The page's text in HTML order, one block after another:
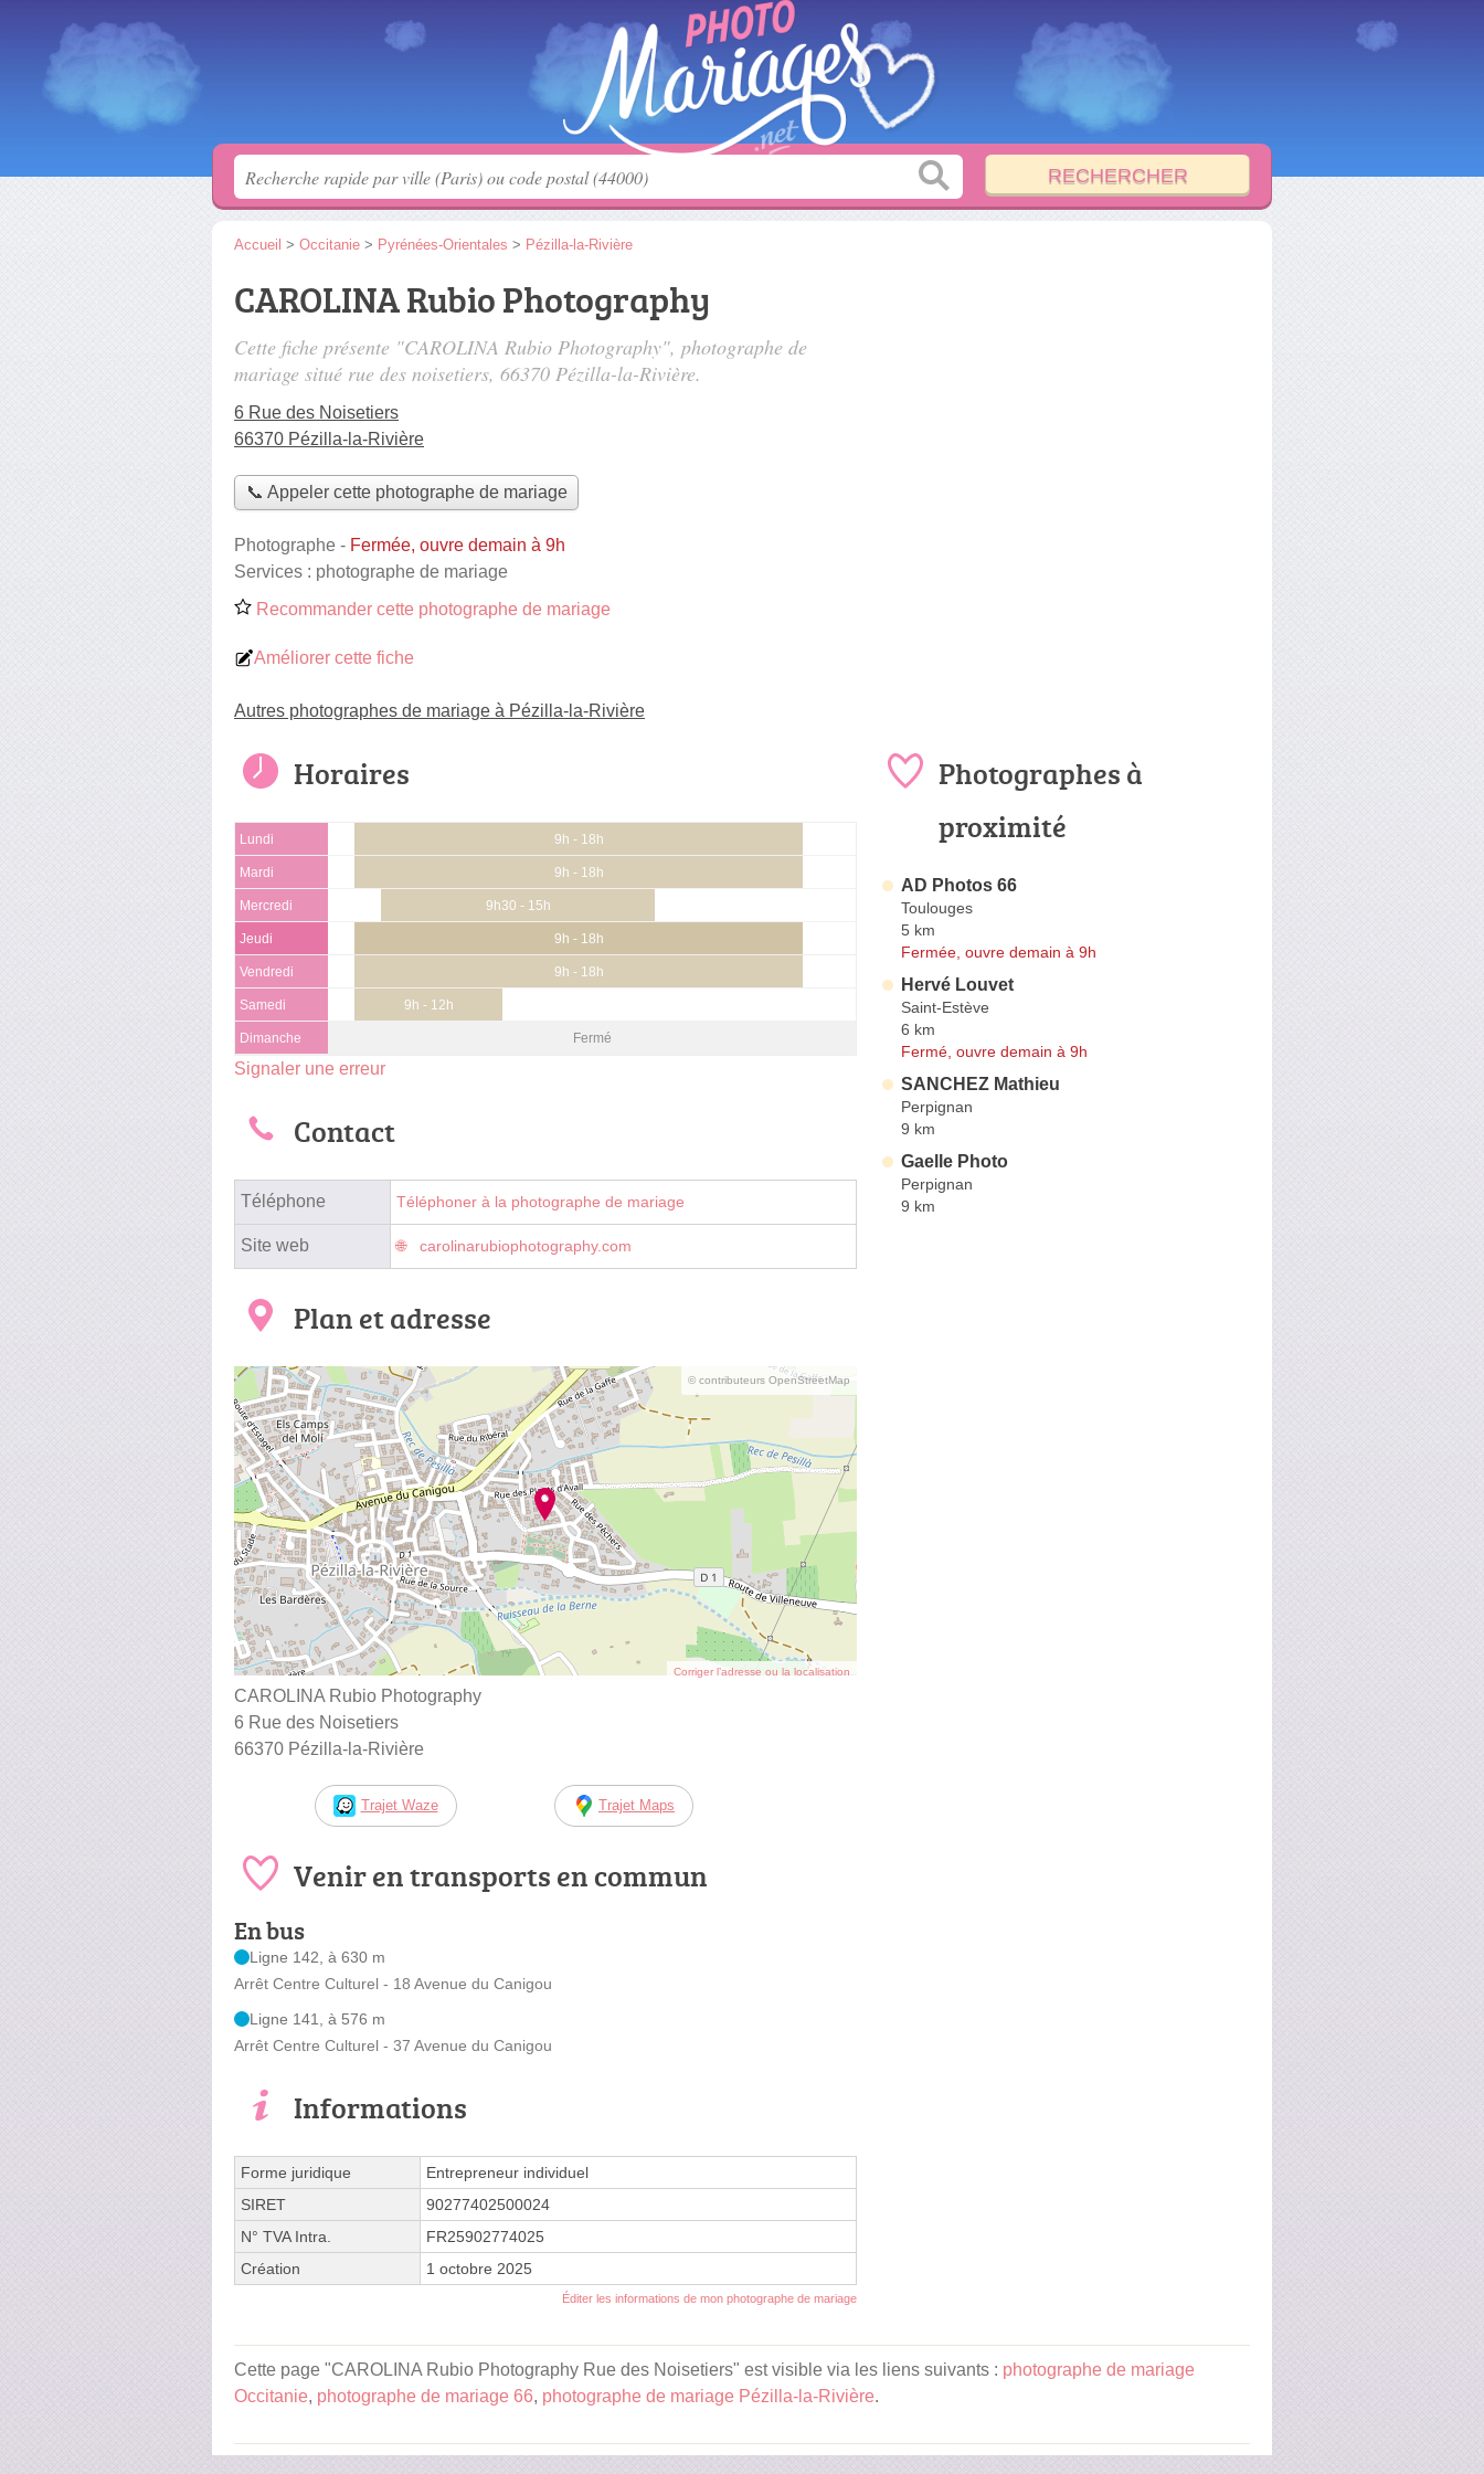
Accueil > Occitanie > Pyrénées-Orientales > Pézilla-la-Rivière
CAROLINA Rubio Photography
Cette fiche présente "CAROLINA Rubio Photography", photographe de
mariage situé rue des noisetiers, 66370 Pézilla-la-Rivière.
6 Rue des Noisetiers
66370 Pézilla-la-Rivière
📞 Appeler cette photographe de mariage
Photographe - Fermée, ouvre demain à 9h
Services : photographe de mariage
Recommander cette photographe de mariage
Améliorer cette fiche
Autres photographes de mariage à Pézilla-la-Rivière
Horaires
Lundi 9h - 18h
Mardi 9h - 18h
Mercredi 9h30 - 15h
Jeudi 9h - 18h
Vendredi 9h - 18h
Samedi 9h - 12h
Dimanche Fermé
Signaler une erreur
Contact
Téléphone Téléphoner à la photographe de mariage
Site web carolinarubiophotography.com
Plan et adresse
© contributeurs OpenStreetMap
Corriger l’adresse ou la localisation
CAROLINA Rubio Photography
6 Rue des Noisetiers
66370 Pézilla-la-Rivière
Trajet Waze Trajet Maps
Venir en transports en commun
En bus
Ligne 142, à 630 m
Arrêt Centre Culturel - 18 Avenue du Canigou
Ligne 141, à 576 m
Arrêt Centre Culturel - 37 Avenue du Canigou
Informations
Forme juridique
Entrepreneur individuel
SIRET
90277402500024
N° TVA Intra.
FR25902774025
Création
1 octobre 2025
Éditer les informations de mon photographe de mariage
Photographes à
proximité
AD Photos 66
Toulouges
5 km
Fermée, ouvre demain à 9h
Hervé Louvet
Saint-Estève
6 km
Fermé, ouvre demain à 9h
SANCHEZ Mathieu
Perpignan
9 km
Gaelle Photo
Perpignan
9 km
Cette page "CAROLINA Rubio Photography Rue des Noisetiers" est visible via les liens suivants : photographe de mariage
Occitanie, photographe de mariage 66, photographe de mariage Pézilla-la-Rivière.